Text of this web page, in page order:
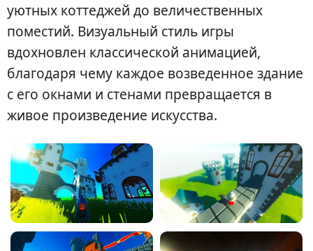
уютных коттеджей до величественных
поместий. Визуальный стиль игры
вдохновлен классической анимацией,
благодаря чему каждое возведенное здание
с его окнами и стенами превращается в
живое произведение искусства.